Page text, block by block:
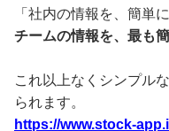
「社内の情報を、簡単
チームの情報を、最も
これ以上なくシンプル
られます。
https://www.stock-